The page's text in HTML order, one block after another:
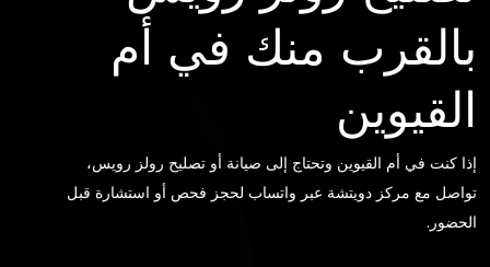
بالقرب منك في أم
القيوين
إذا كنت في أم القيوين وتحتاج إلى صيانة أو تصليح رولز رويس،
تواصل مع مركز دويتشة عبر واتساب لحجز فحص أو استشارة قبل
الحضور.